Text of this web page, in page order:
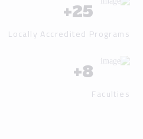
25
+
Locally Accredited Programs
8
+
Faculties